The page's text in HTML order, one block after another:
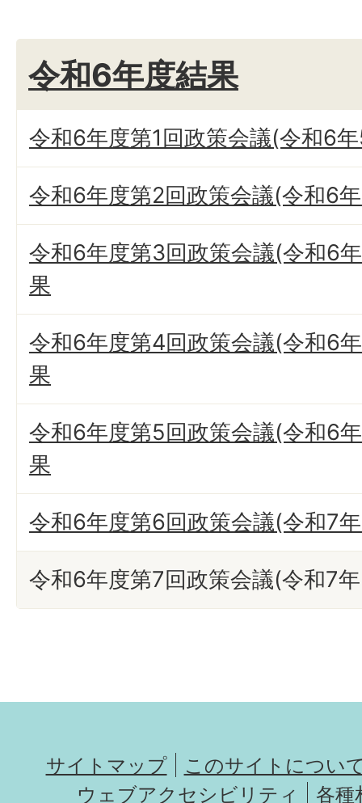
令和6年度結果
令和6年度第1回政策会議(令和6
令和6年度第2回政策会議(令和6
令和6年度第3回政策会議(令和6
果
令和6年度第4回政策会議(令和6
果
令和6年度第5回政策会議(令和6
果
令和6年度第6回政策会議(令和7
令和6年度第7回政策会議(令和7
サイトマップ
このサイトについ
ウェブアクセシビリティ
各種